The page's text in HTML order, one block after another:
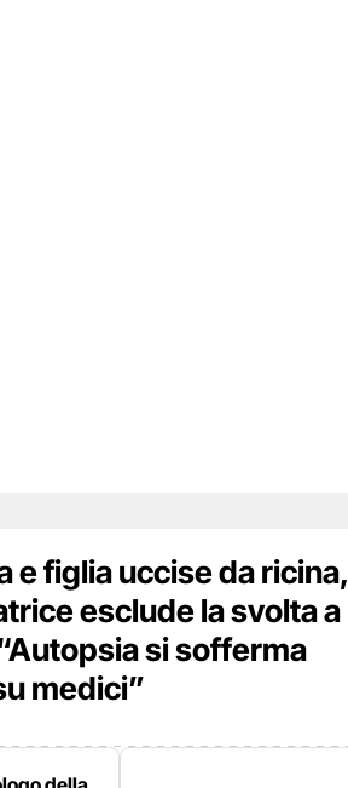
e figlia uccise da ricina,
esclude la svolta a
si sofferma
medici”